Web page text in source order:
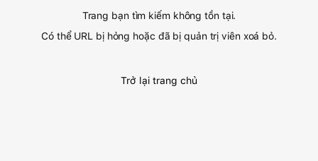
Trang bạn tìm kiếm không tồn tại.
Có thể URL bị hỏng hoặc đã bị quản trị viên xoá bỏ.
Trở lại trang chủ